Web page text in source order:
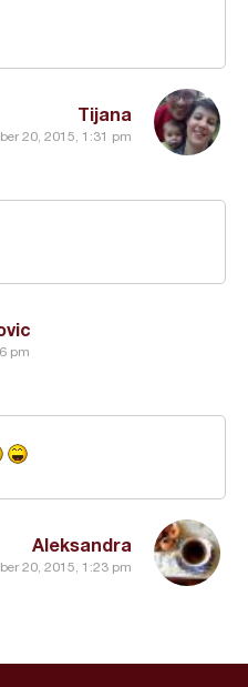
Tijana
20, 2015, 1:31 pm
pm
Aleksandra
20, 2015, 1:23 pm